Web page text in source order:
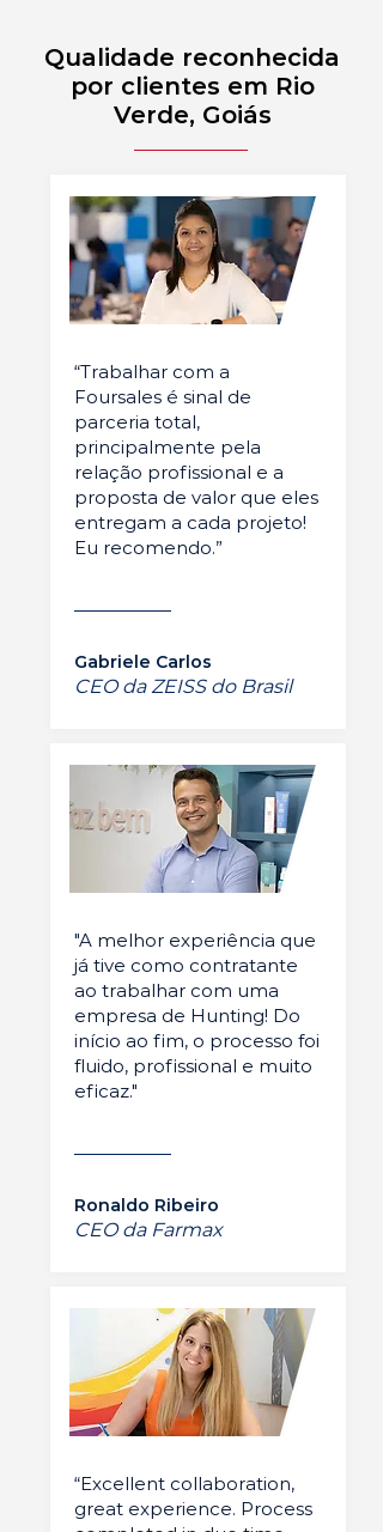
Qualidade reconhecida
por clientes em Rio
Verde, Goiás
“Trabalhar com a
Foursales é sinal de
parceria total,
principalmente pela
relação profissional e a
proposta de valor que eles
entregam a cada projeto!
Eu recomendo.”
Gabriele Carlos
CEO da ZEISS do Brasil
"A melhor experiência que
já tive como contratante
ao trabalhar com uma
empresa de Hunting! Do
início ao fim, o processo foi
fluido, profissional e muito
eficaz."
Ronaldo Ribeiro
CEO da Farmax
“Excellent collaboration,
great experience. Process